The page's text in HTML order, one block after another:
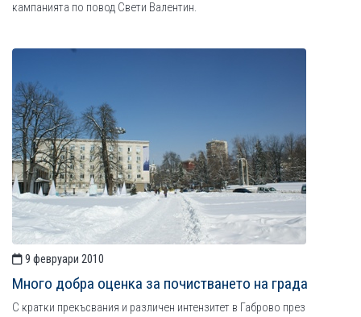
кампанията по повод Свети Валентин.
9 февруари 2010
Много добра оценка за почистването на града
С кратки прекъсвания и различен интензитет в Габрово през